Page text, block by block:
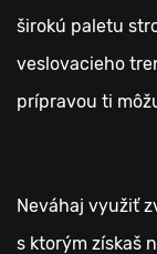
širokú paletu
veslovacieho
prípravou ti
Neváhaj využiť
s ktorým získaš